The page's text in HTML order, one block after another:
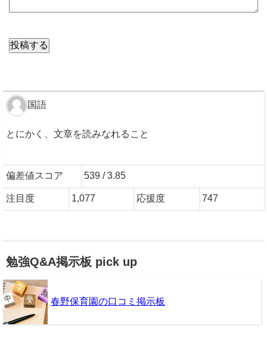
国語
とにかく、文章を読みなれること
偏差値スコア 539 / 3.85
注目度 1,077 応援度 747
勉強Q&A掲示板 pick up
春野保育園の口コミ掲示板